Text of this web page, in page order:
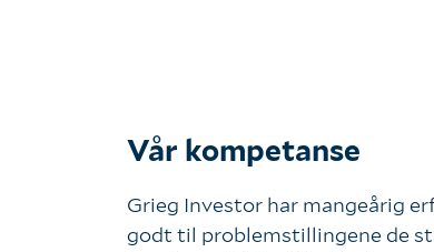
Vår kompetanse
Grieg Investor har mangeårig
godt til problemstillingene de